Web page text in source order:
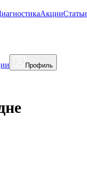
АкцииСтатьи
Профиль